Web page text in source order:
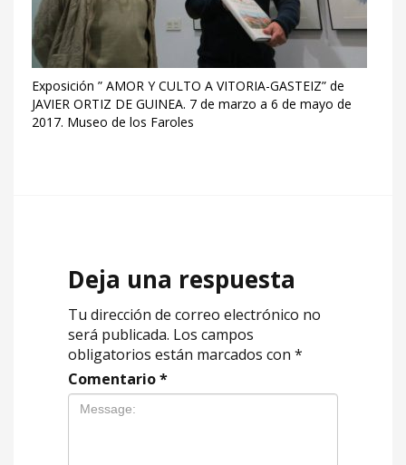
Exposición ” AMOR Y CULTO A VITORIA-GASTEIZ” de
JAVIER ORTIZ DE GUINEA. 7 de marzo a 6 de mayo de
2017. Museo de los Faroles
Deja una respuesta
Tu dirección de correo electrónico no
será publicada. Los campos
obligatorios están marcados con *
Comentario*